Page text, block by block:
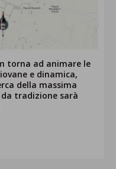
torna ad animare le
e dinamica,
della massima
tradizione sarà